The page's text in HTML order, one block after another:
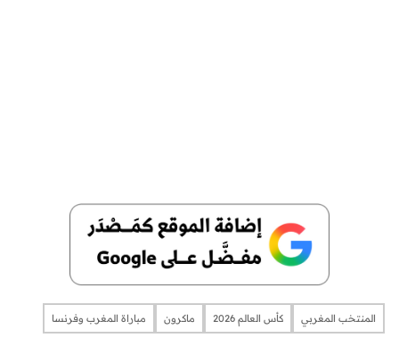
المنتخب المغربي كأس العالم 2026 ماكرون مباراة المغرب وفرنسا